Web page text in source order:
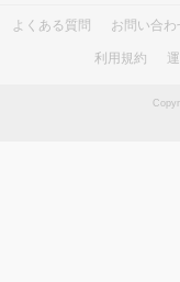
よくある質問 お問い合わ
利用規約